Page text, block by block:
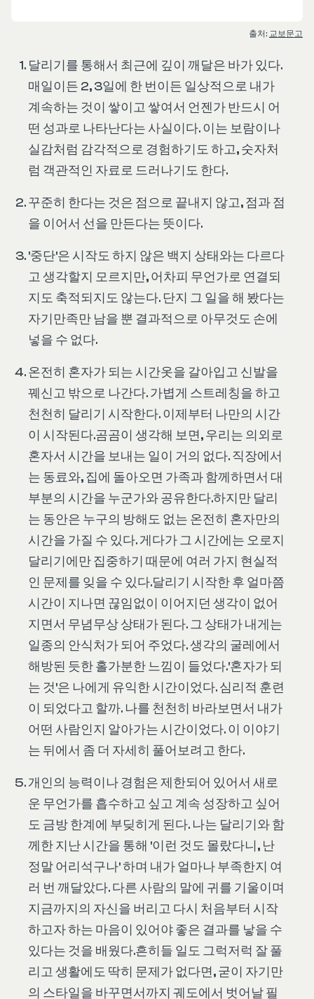
출처: 교보문고
달리기를 통해서 최근에 깊이 깨달은 바가 있다.
매일이든 2, 3일에 한 번이든 일상적으로 내가
계속하는 것이 쌓이고 쌓여서 언젠가 반드시 어
떤 성과로 나타난다는 사실이다. 이는 보람이나
실감처럼 감각적으로 경험하기도 하고, 숫자처
럼 객관적인 자료로 드러나기도 한다.
꾸준히 한다는 것은 점으로 끝내지 않고, 점과 점
을 이어서 선을 만든다는 뜻이다.
'중단'은 시작도 하지 않은 백지 상태와는 다르다
고 생각할지 모르지만, 어차피 무언가로 연결되
지도 축적되지도 않는다. 단지 그 일을 해 봤다는
자기만족만 남을 뿐 결과적으로 아무것도 손에
넣을 수 없다.
온전히 혼자가 되는 시간옷을 갈아입고 신발을
꿰신고 밖으로 나간다. 가볍게 스트레칭을 하고
천천히 달리기 시작한다. 이제부터 나만의 시간
이 시작된다.곰곰이 생각해 보면, 우리는 의외로
혼자서 시간을 보내는 일이 거의 없다. 직장에서
는 동료와, 집에 돌아오면 가족과 함께하면서 대
부분의 시간을 누군가와 공유한다.하지만 달리
는 동안은 누구의 방해도 없는 온전히 혼자만의
시간을 가질 수 있다. 게다가 그 시간에는 오로지
달리기에만 집중하기 때문에 여러 가지 현실적
인 문제를 잊을 수 있다.달리기 시작한 후 얼마쯤
시간이 지나면 끊임없이 이어지던 생각이 없어
지면서 무념무상 상태가 된다. 그 상태가 내게는
일종의 안식처가 되어 주었다. 생각의 굴레에서
해방된 듯한 홀가분한 느낌이 들었다.'혼자가 되
는 것'은 나에게 유익한 시간이었다. 심리적 훈련
이 되었다고 할까. 나를 천천히 바라보면서 내가
어떤 사람인지 알아가는 시간이었다. 이 이야기
는 뒤에서 좀 더 자세히 풀어보려고 한다.
개인의 능력이나 경험은 제한되어 있어서 새로
운 무언가를 흡수하고 싶고 계속 성장하고 싶어
도 금방 한계에 부딪히게 된다. 나는 달리기와 함
께한 지난 시간을 통해 '이런 것도 몰랐다니, 난
정말 어리석구나' 하며 내가 얼마나 부족한지 여
러 번 깨달았다. 다른 사람의 말에 귀를 기울이며
지금까지의 자신을 버리고 다시 처음부터 시작
하고자 하는 마음이 있어야 좋은 결과를 낳을 수
있다는 것을 배웠다.흔히들 일도 그럭저럭 잘 풀
리고 생활에도 딱히 문제가 없다면, 굳이 자기만
의 스타일을 바꾸면서까지 궤도에서 벗어날 필